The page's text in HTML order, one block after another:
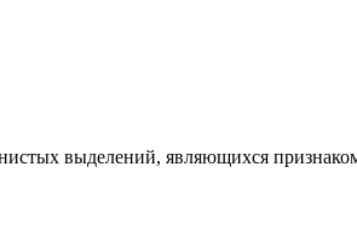
выделений, являющихся